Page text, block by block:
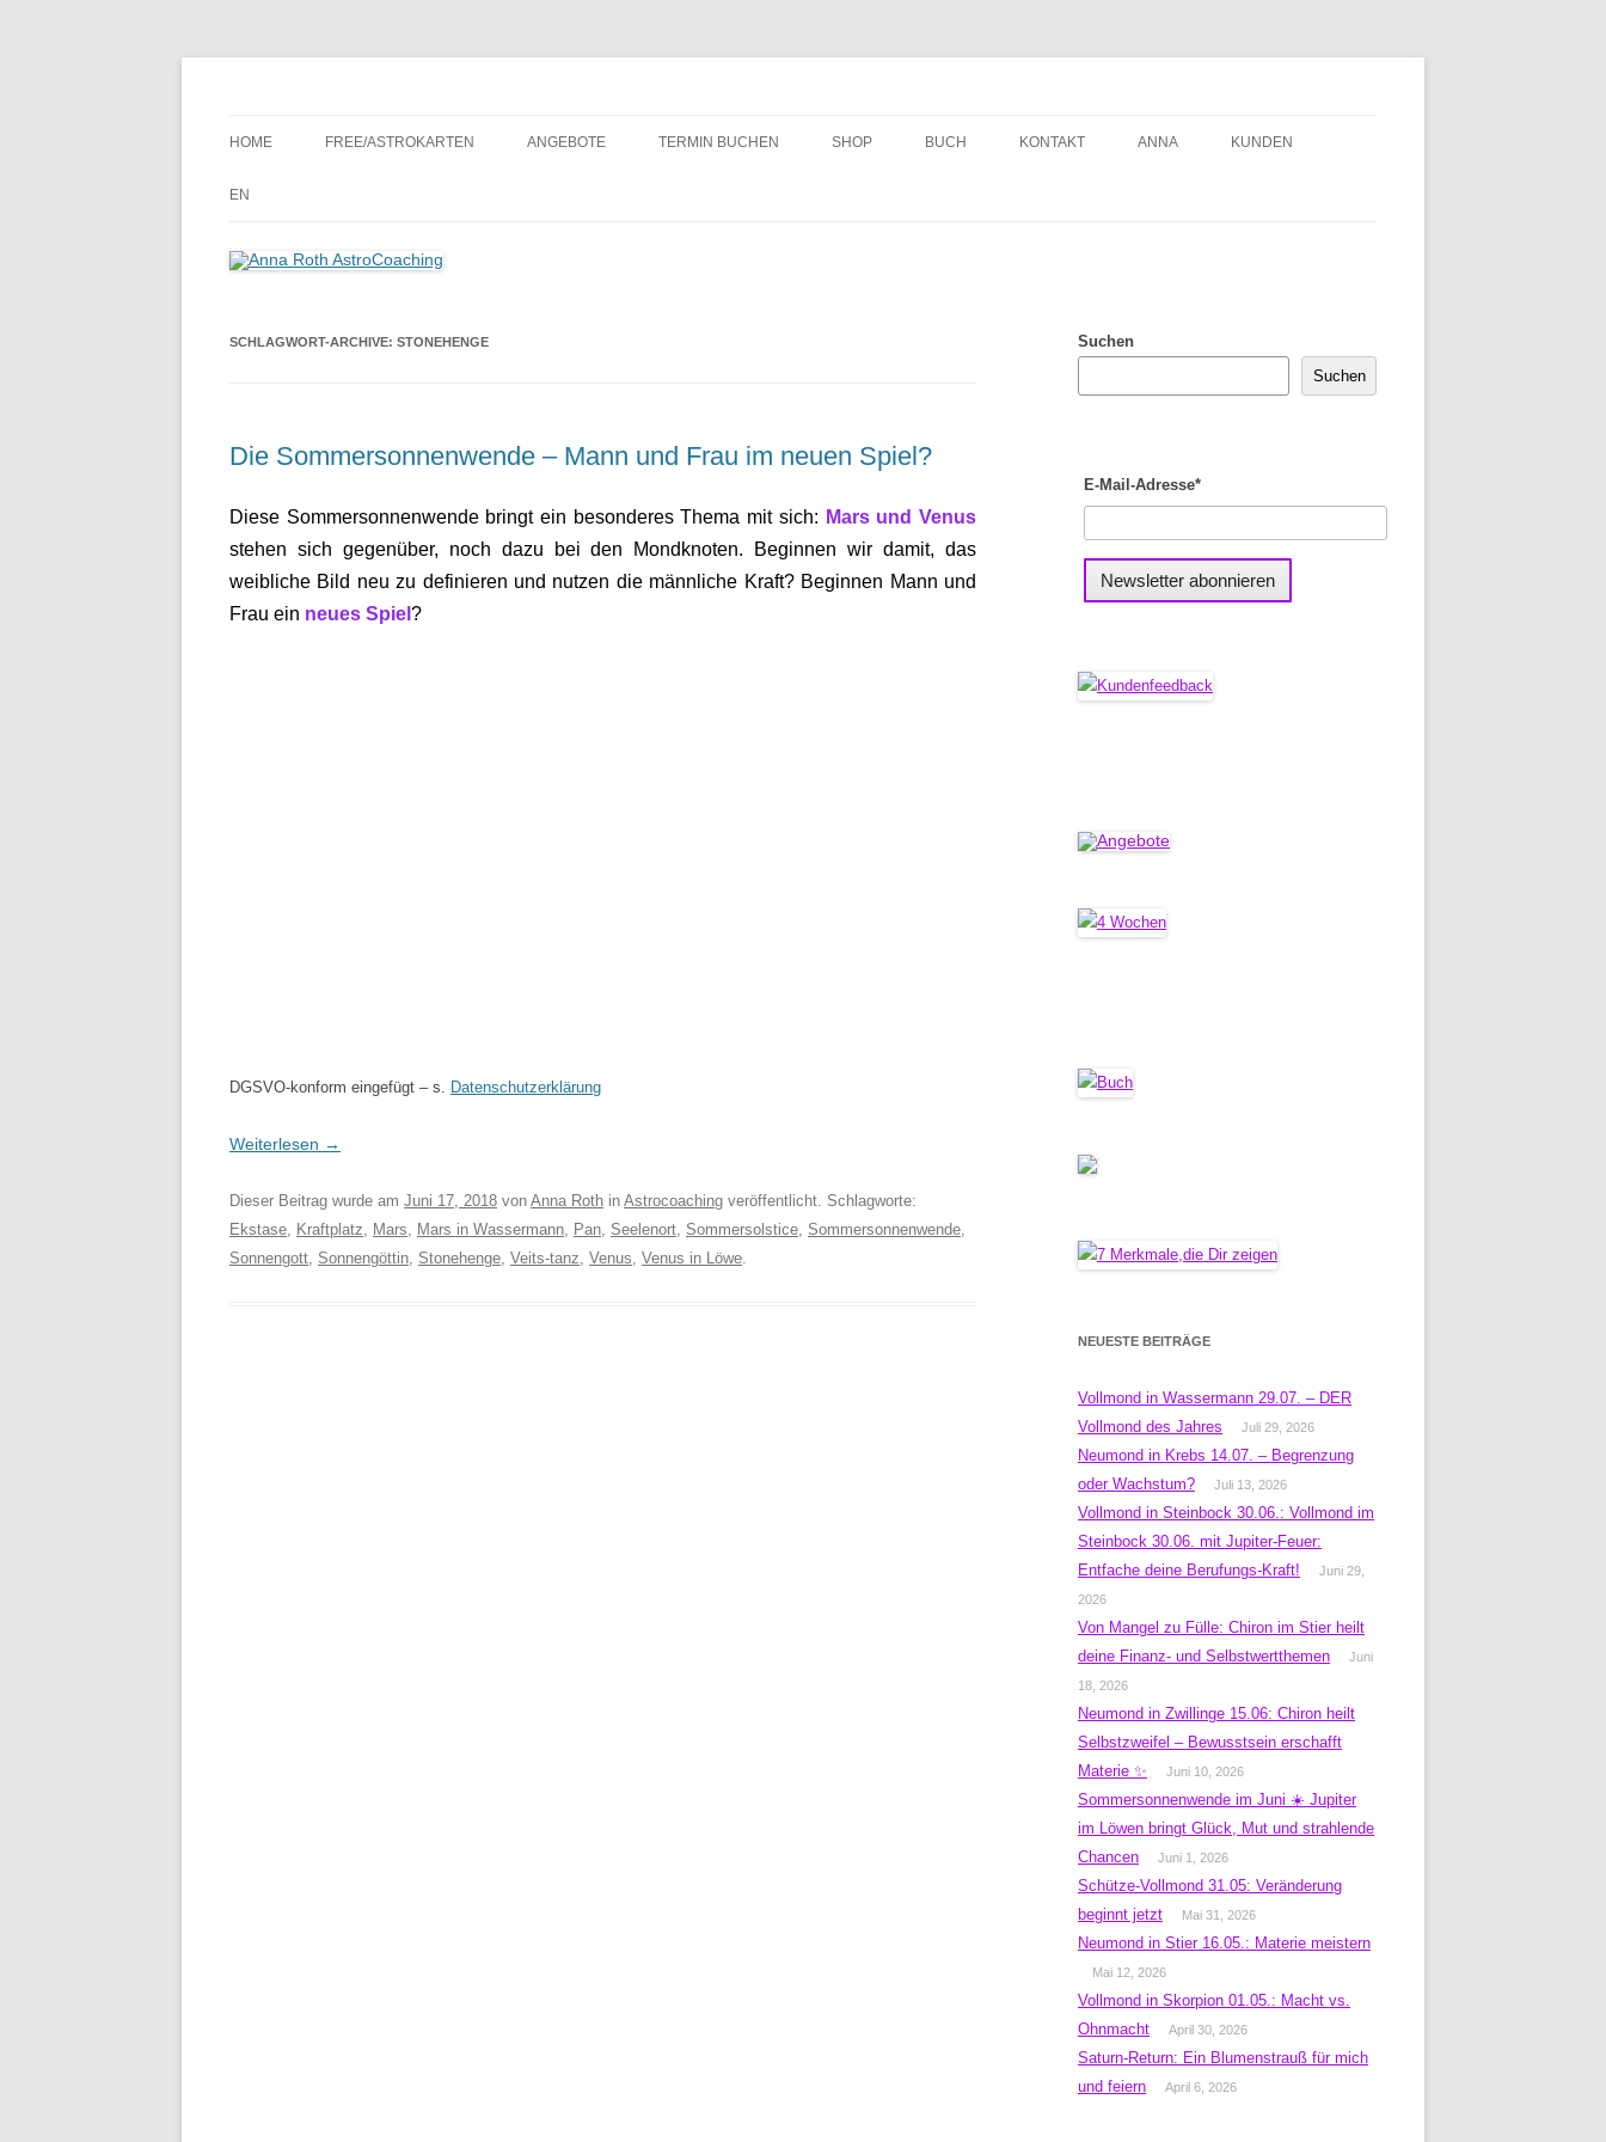
Inhalt
HOME FREE/ASTROKARTEN ANGEBOTE TERMIN BUCHEN SHOP BUCH KONTAKT ANNA KUNDEN
EN
SCHLAGWORT-ARCHIVE: STONEHENGE
Die Sommersonnenwende – Mann und Frau im neuen Spiel?
Diese Sommersonnenwende bringt ein besonderes Thema mit sich: Mars und Venus
stehen sich gegenüber, noch dazu bei den Mondknoten. Beginnen wir damit, das
weibliche Bild neu zu definieren und nutzen die männliche Kraft? Beginnen Mann und
Frau ein neues Spiel ?
DGSVO-konform eingefügt – s. Datenschutzerklärung
Weiterlesen →
Dieser Beitrag wurde am Juni 17, 2018 von Anna Roth in Astrocoaching veröffentlicht. Schlagworte:
Ekstase, Kraftplatz, Mars, Mars in Wassermann, Pan, Seelenort, Sommersolstice, Sommersonnenwende,
Sonnengott, Sonnengöttin, Stonehenge, Veits-tanz, Venus, Venus in Löwe.
Suchen
Suchen
E-Mail-Adresse*
NEUESTE BEITRÄGE
Vollmond in Wassermann 29.07. – DER
Vollmond des Jahres
Juli 29, 2026
Neumond in Krebs 14.07. – Begrenzung
oder Wachstum?
Juli 13, 2026
Vollmond in Steinbock 30.06.: Vollmond im
Steinbock 30.06. mit Jupiter-Feuer:
Entfache deine Berufungs-Kraft!
Juni 29,
2026
Von Mangel zu Fülle: Chiron im Stier heilt
deine Finanz- und Selbstwertthemen
Juni
18, 2026
Neumond in Zwillinge 15.06: Chiron heilt
Selbstzweifel – Bewusstsein erschafft
Materie ✨
Juni 10, 2026
Sommersonnenwende im Juni ☀️ Jupiter
im Löwen bringt Glück, Mut und strahlende
Chancen
Juni 1, 2026
Schütze-Vollmond 31.05: Veränderung
beginnt jetzt
Mai 31, 2026
Neumond in Stier 16.05.: Materie meistern
Mai 12, 2026
Vollmond in Skorpion 01.05.: Macht vs.
Ohnmacht
April 30, 2026
Saturn-Return: Ein Blumenstrauß für mich
und feiern
April 6, 2026